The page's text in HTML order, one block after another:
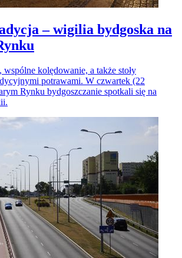
– wigilia bydgoska na
wspólne kolędowanie, a także stoły
potrawami. W czwartek (22
Rynku bydgoszczanie spotkali się na